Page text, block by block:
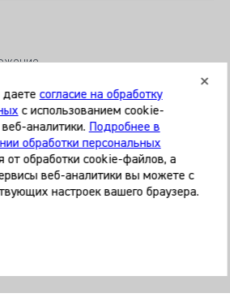
ОН ГРУП»
на сайте, является
назначения лечения. Необходима
Используя данный сайт,
обработку ваших данных сервисом
даете согласие на обработку
с использованием cookie-
аналитики. Подробнее в
обработки персональных
от обработки cookie-файлов, а
веб-аналитики вы можете с
настроек вашего браузера.